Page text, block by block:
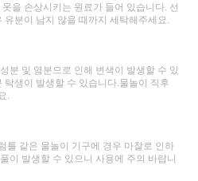
을 손상시키는 원료가 들어 있습니다. 선
유분이 남지 않을 때까지 세탁해주세요.
분 및 염분으로 인해 변색이 발생할 수 있
탁생이 발생할 수 있습니다.물놀이 직후
.
틀 같은 물놀이 기구에 경우 마찰로 인하
이 발생할 수 있으니 사용에 주의 바랍니